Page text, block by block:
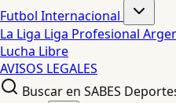
Futbol Internacional
La Liga Liga Profesional
Lucha Libre
AVISOS LEGALES
Buscar en SABES